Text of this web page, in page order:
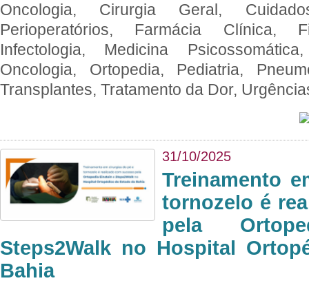
Oncologia, Cirurgia Geral,
Perioperatórios, Farmácia Clínica,
Infectologia, Medicina
Oncologia, Ortopedia, Pediatria,
Transplantes, Tratamento da Dor,
31/10/2025
Treinamento
tornozelo é
pela
Steps2Walk no Hospital
Bahia